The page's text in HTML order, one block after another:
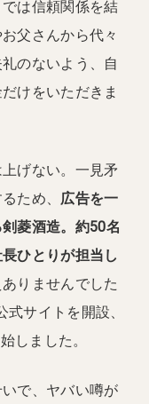
は信頼関係を結
父さんから代々
のないよう、自
けをいただきま
げない。一見矛
ため、 広告を一
菱酒造。約50名
ひとりが担当し
りませんでした
サイトを開設、
しました。
で、ヤバい噂が